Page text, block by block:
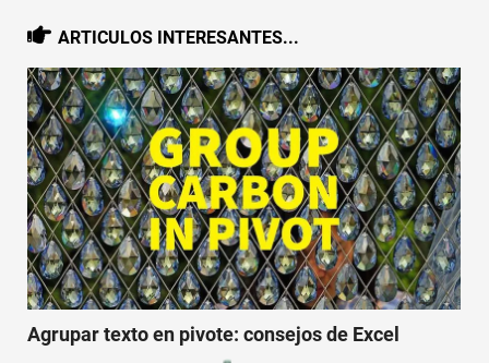
ARTICULOS INTERESANTES...
Agrupar texto en pivote: consejos de Excel